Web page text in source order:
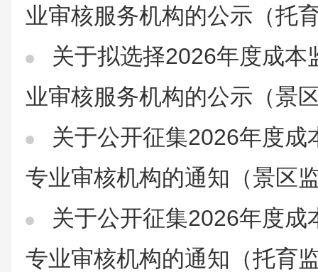
业审核服务机构的公示（托
关于拟选择2026年度成本
业审核服务机构的公示（景
关于公开征集2026年度成
专业审核机构的通知（景区
关于公开征集2026年度成
专业审核机构的通知（托育